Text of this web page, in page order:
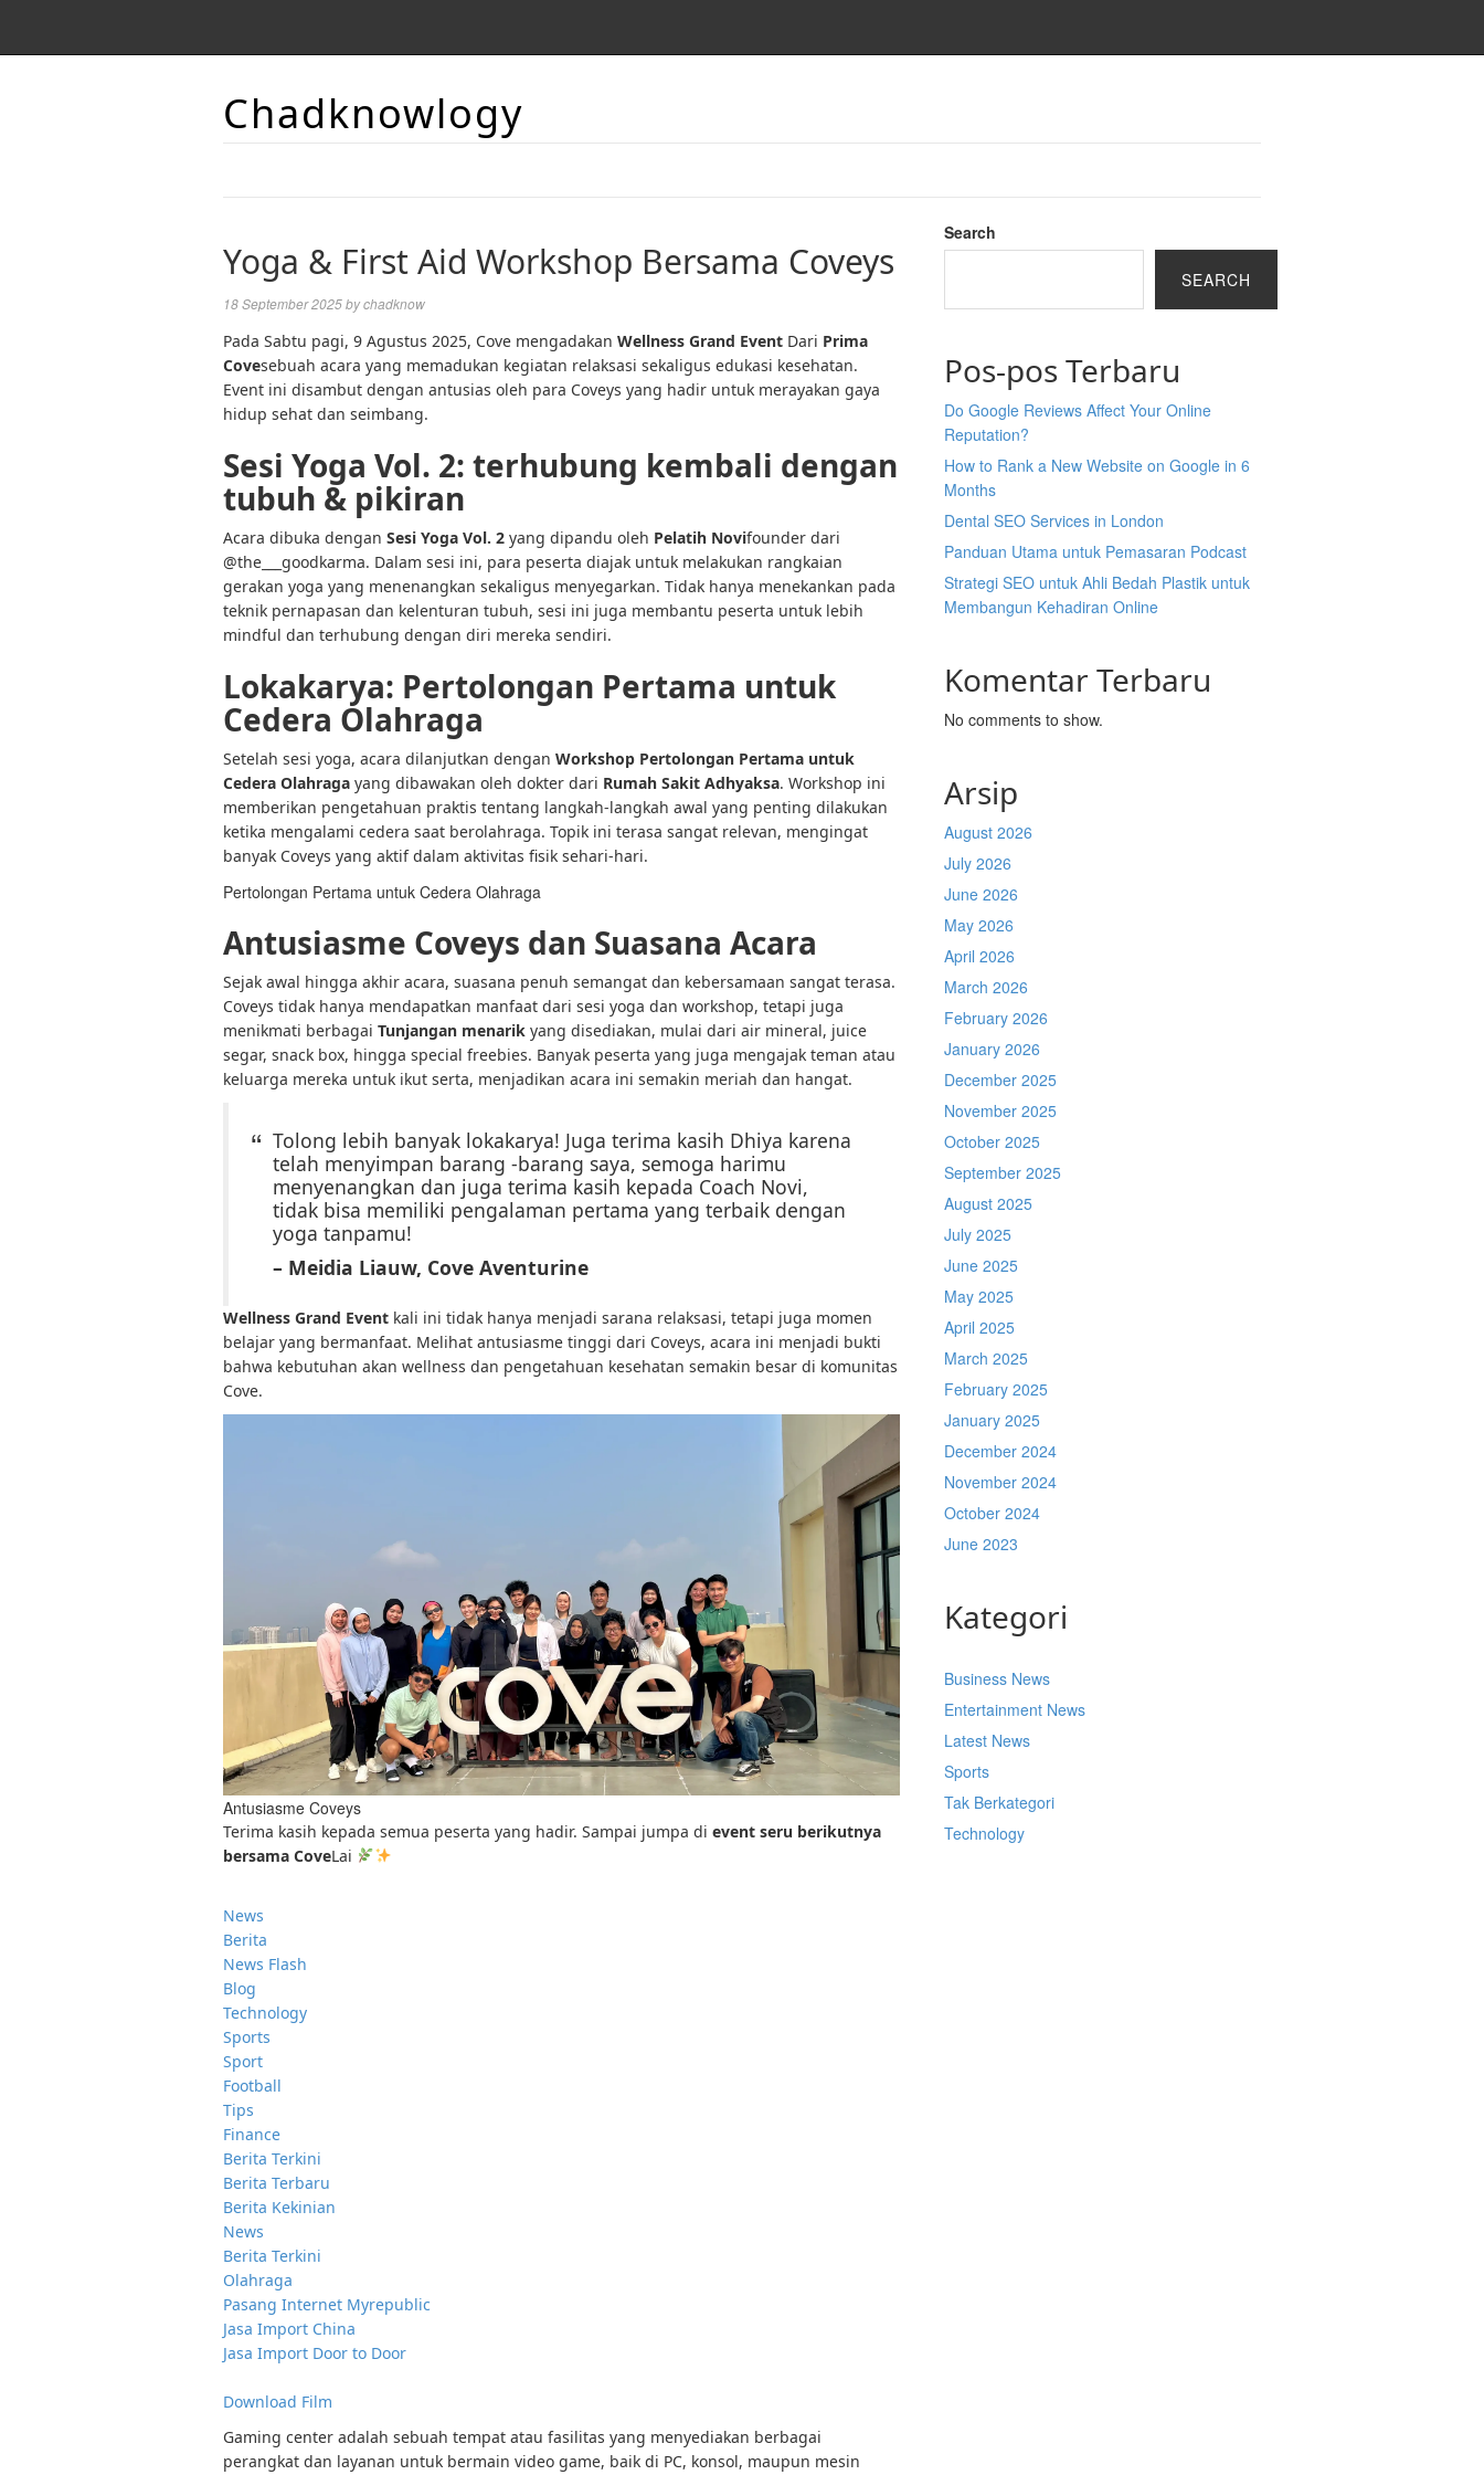
Chadknowlogy
Yoga & First Aid Workshop Bersama Coveys
18 September 2025bychadknow
Pada Sabtu pagi, 9 Agustus 2025, Cove mengadakan Wellness Grand Event Dari Prima
Covesebuah acara yang memadukan kegiatan relaksasi sekaligus edukasi kesehatan.
Event ini disambut dengan antusias oleh para Coveys yang hadir untuk merayakan gaya
hidup sehat dan seimbang.
Sesi Yoga Vol. 2: terhubung kembali dengan
tubuh & pikiran
Acara dibuka dengan Sesi Yoga Vol. 2 yang dipandu oleh Pelatih Novifounder dari
@the___goodkarma. Dalam sesi ini, para peserta diajak untuk melakukan rangkaian
gerakan yoga yang menenangkan sekaligus menyegarkan. Tidak hanya menekankan pada
teknik pernapasan dan kelenturan tubuh, sesi ini juga membantu peserta untuk lebih
mindful dan terhubung dengan diri mereka sendiri.
Lokakarya: Pertolongan Pertama untuk
Cedera Olahraga
Setelah sesi yoga, acara dilanjutkan dengan Workshop Pertolongan Pertama untuk
Cedera Olahraga yang dibawakan oleh dokter dari Rumah Sakit Adhyaksa. Workshop ini
memberikan pengetahuan praktis tentang langkah-langkah awal yang penting dilakukan
ketika mengalami cedera saat berolahraga. Topik ini terasa sangat relevan, mengingat
banyak Coveys yang aktif dalam aktivitas fisik sehari-hari.
Pertolongan Pertama untuk Cedera Olahraga
Antusiasme Coveys dan Suasana Acara
Sejak awal hingga akhir acara, suasana penuh semangat dan kebersamaan sangat terasa.
Coveys tidak hanya mendapatkan manfaat dari sesi yoga dan workshop, tetapi juga
menikmati berbagai Tunjangan menarik yang disediakan, mulai dari air mineral, juice
segar, snack box, hingga special freebies. Banyak peserta yang juga mengajak teman atau
keluarga mereka untuk ikut serta, menjadikan acara ini semakin meriah dan hangat.
Tolong lebih banyak lokakarya! Juga terima kasih Dhiya karena
telah menyimpan barang -barang saya, semoga harimu
menyenangkan dan juga terima kasih kepada Coach Novi,
tidak bisa memiliki pengalaman pertama yang terbaik dengan
yoga tanpamu!
– Meidia Liauw, Cove Aventurine
Wellness Grand Event kali ini tidak hanya menjadi sarana relaksasi, tetapi juga momen
belajar yang bermanfaat. Melihat antusiasme tinggi dari Coveys, acara ini menjadi bukti
bahwa kebutuhan akan wellness dan pengetahuan kesehatan semakin besar di komunitas
Cove.
Antusiasme Coveys
Terima kasih kepada semua peserta yang hadir. Sampai jumpa di event seru berikutnya
bersama CoveLai
News
Berita
News Flash
Blog
Technology
Sports
Sport
Football
Tips
Finance
Berita Terkini
Berita Terbaru
Berita Kekinian
News
Berita Terkini
Olahraga
Pasang Internet Myrepublic
Jasa Import China
Jasa Import Door to Door
Download Film
Gaming center adalah sebuah tempat atau fasilitas yang menyediakan berbagai
perangkat dan layanan untuk bermain video game, baik di PC, konsol, maupun mesin
Search
SEARCH
Pos-pos Terbaru
Do Google Reviews Affect Your Online
Reputation?
How to Rank a New Website on Google in 6
Months
Dental SEO Services in London
Panduan Utama untuk Pemasaran Podcast
Strategi SEO untuk Ahli Bedah Plastik untuk
Membangun Kehadiran Online
Komentar Terbaru
No comments to show.
Arsip
August 2026
July 2026
June 2026
May 2026
April 2026
March 2026
February 2026
January 2026
December 2025
November 2025
October 2025
September 2025
August 2025
July 2025
June 2025
May 2025
April 2025
March 2025
February 2025
January 2025
December 2024
November 2024
October 2024
June 2023
Kategori
Business News
Entertainment News
Latest News
Sports
Tak Berkategori
Technology